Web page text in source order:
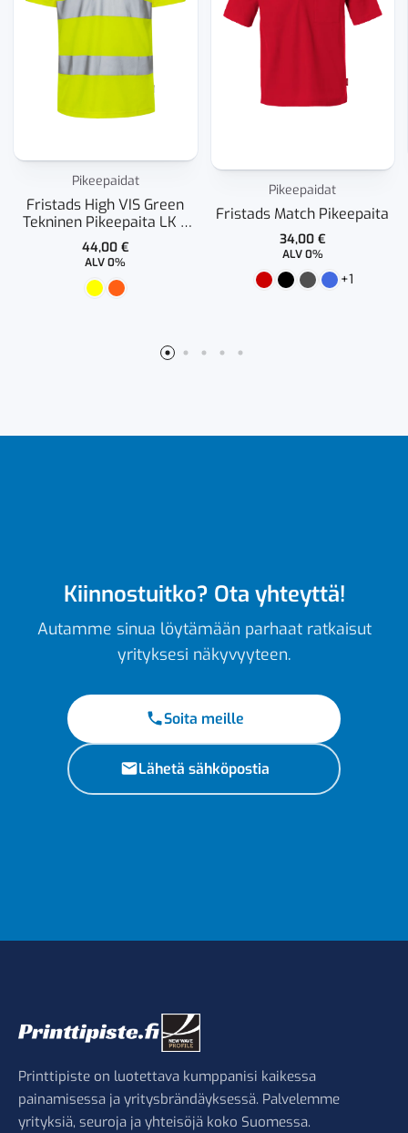
Pikeepaidat
Fristads High VIS Green
Tekninen Pikeepaita LK 3
7861 GPST
44,00 €
ALV 0%
Pikeepaidat
Fristads Match Pikeepaita
34,00 €
ALV 0%
+1
Kiinnostuitko? Ota yhteyttä!
Autamme sinua löytämään parhaat ratkaisut
yrityksesi näkyvyyteen.
Soita meille
Lähetä sähköpostia
Printtipiste on luotettava kumppanisi kaikessa
painamisessa ja yritysbrändäyksessä. Palvelemme
yrityksiä, seuroja ja yhteisöjä koko Suomessa.